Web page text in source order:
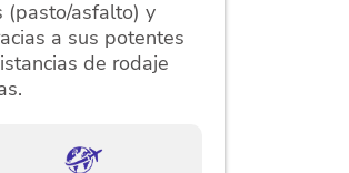
(pasto/asfalto) y
a sus potentes
de rodaje